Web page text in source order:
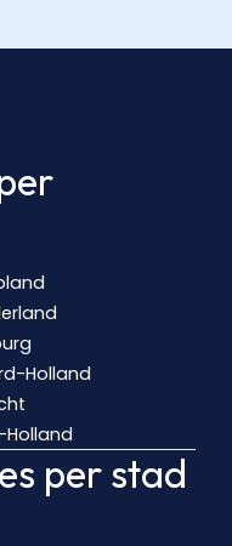
Holland
Holland
per stad